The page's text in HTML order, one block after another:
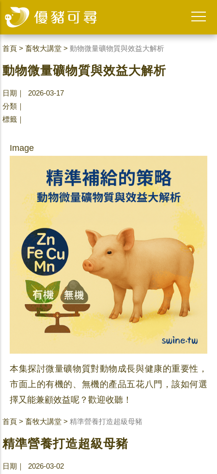
首頁 > 畜牧大講堂 > 動物微量礦物質與效益大解析
動物微量礦物質與效益大解析
日期｜ 2026-03-17
分類｜
標籤｜
Image
本集探討微量礦物質對動物成長與健康的重要性，
市面上的有機的、無機的產品五花八門，該如何選
擇又能兼顧效益呢？歡迎收聽！
首頁 > 畜牧大講堂 > 精準營養打造超級母豬
精準營養打造超級母豬
日期｜ 2026-03-02